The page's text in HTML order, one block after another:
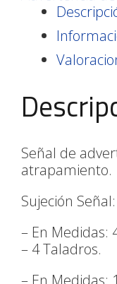
Señal de
atrapamiento.
Sujeción Señal:
– En Medidas:
– 4 Taladros.
– En Medidas: